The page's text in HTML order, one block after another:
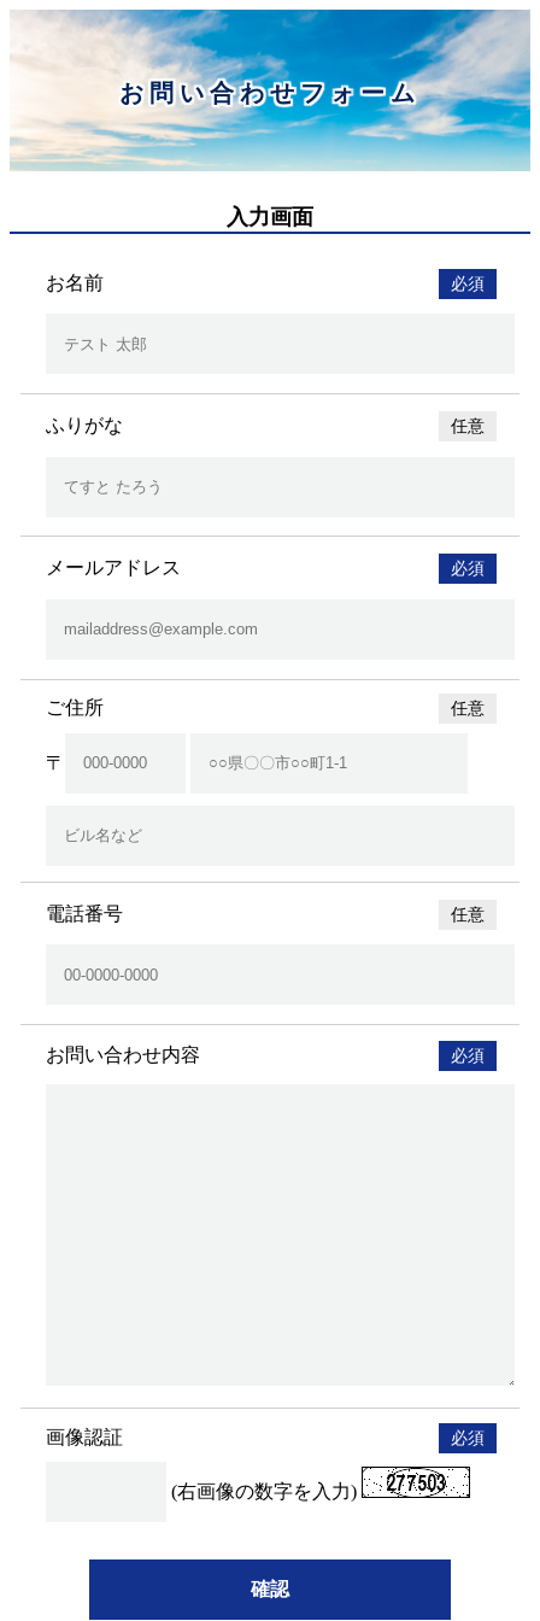
お問い合わせフォーム
入力画面
お名前 必須
ふりがな 任意
メールアドレス 必須
ご住所 任意
〒
電話番号 任意
お問い合わせ内容 必須
画像認証 必須
(右画像の数字を入力)
確認